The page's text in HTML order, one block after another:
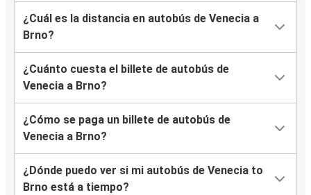
¿Cuál es la distancia en autobús de Venecia a
Brno?
¿Cuánto cuesta el billete de autobús de
Venecia a Brno?
¿Cómo se paga un billete de autobús de
Venecia a Brno?
¿Dónde puedo ver si mi autobús de Venecia to
Brno está a tiempo?